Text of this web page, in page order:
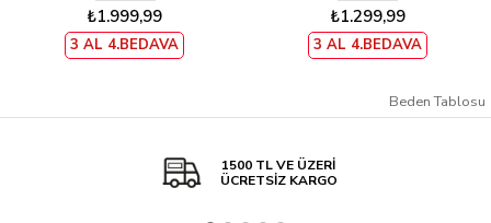
₺1.999,99
3 AL 4.BEDAVA
₺1.299,99
3 AL 4.BEDAVA
Beden Tablosu
1500 TL VE ÜZERİ
ÜCRETSİZ KARGO